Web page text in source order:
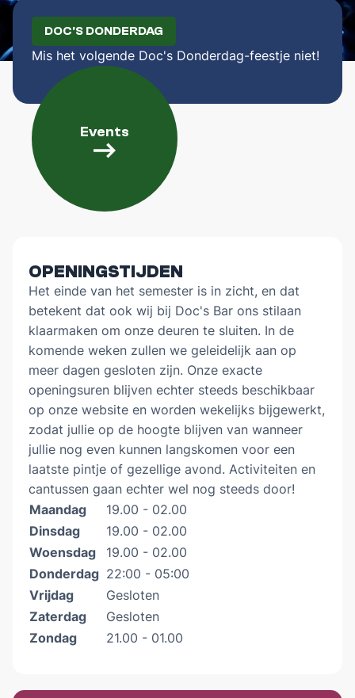
Eerstejaarsweekend
ONDERWIJS
WikiMedica
Gouden Krijtjes
Jaargroepen
ALGEMEEN WELZIJN
INTERNATIONAAL
ERELEDEN
DOC'S BAR
ZaMo reserveringen
VERKIEZINGEN MEDICA 2026
PARTNERS
NL EN
DOC'S DONDERDAG
Mis het volgende Doc's Donderdag-feestje niet!
Events
OPENINGSTIJDEN
Het einde van het semester is in zicht, en dat
betekent dat ook wij bij Doc's Bar ons stilaan
klaarmaken om onze deuren te sluiten. In de
komende weken zullen we geleidelijk aan op
meer dagen gesloten zijn. Onze exacte
openingsuren blijven echter steeds beschikbaar
op onze website en worden wekelijks bijgewerkt,
zodat jullie op de hoogte blijven van wanneer
jullie nog even kunnen langskomen voor een
laatste pintje of gezellige avond. Activiteiten en
cantussen gaan echter wel nog steeds door!
Maandag
19.00 - 02.00
Dinsdag
19.00 - 02.00
Woensdag
19.00 - 02.00
Donderdag 22:00 - 05:00
Vrijdag
Gesloten
Zaterdag
Gesloten
Zondag
21.00 - 01.00